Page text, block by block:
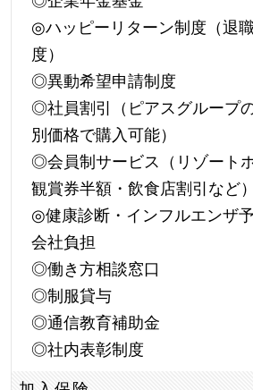
◎ハッピーリターン制度（退
度）
◎異動希望申請制度
◎社員割引（ピアスグループ
別価格で購入可能）
◎会員制サービス（リゾート
観賞券半額・飲食店割引など）
◎健康診断・インフルエンザ
会社負担
◎働き方相談窓口
◎制服貸与
◎通信教育補助金
◎社内表彰制度